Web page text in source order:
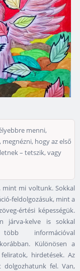
menni,
hogy az első
– tetszik, vagy
mint mi voltunk. Sokkal
feldolgozásuk, mint a
értési képességük.
járva-kelve is sokkal
információval
Különösen a
hirdetések. Az
fel. Van,